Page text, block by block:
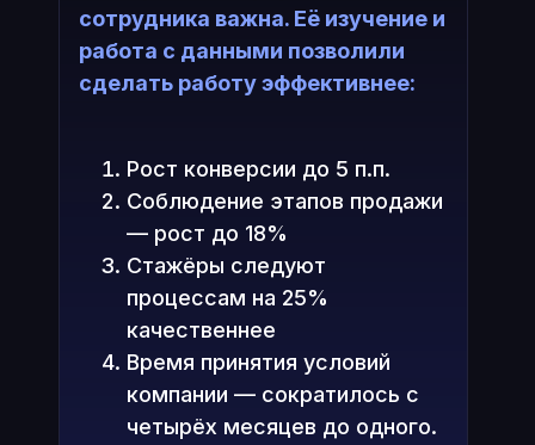
сотрудника важна. Её изучение и
работа с данными позволили
сделать работу эффективнее:
Рост конверсии до 5 п.п.
Соблюдение этапов продажи
— рост до 18%
Стажёры следуют
процессам на 25%
качественнее
Время принятия условий
компании — сократилось с
четырёх месяцев до одного.